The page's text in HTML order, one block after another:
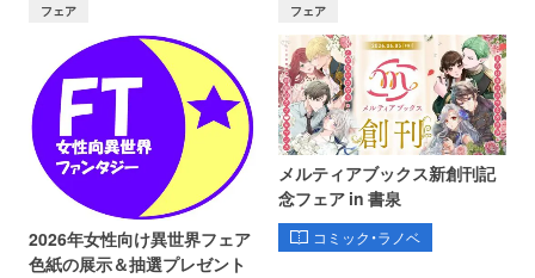
フェア
2026年女性向け異世界フェア
色紙の展示＆抽選プレゼント
フェア
メルティアブックス新創刊記
念フェア in 書泉
コミック・ラノベ